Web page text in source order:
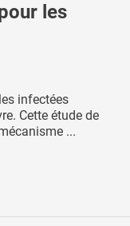
les
infectées
Cette étude de
...